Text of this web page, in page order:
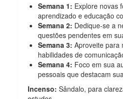
Semana 1: Explore novas
aprendizado e educação
Semana 2: Dedique-se a
questões pendentes em
Semana 3: Aproveite para
habilidades de
Semana 4: Foco em sua
pessoais que destacam
Incenso: Sândalo, para